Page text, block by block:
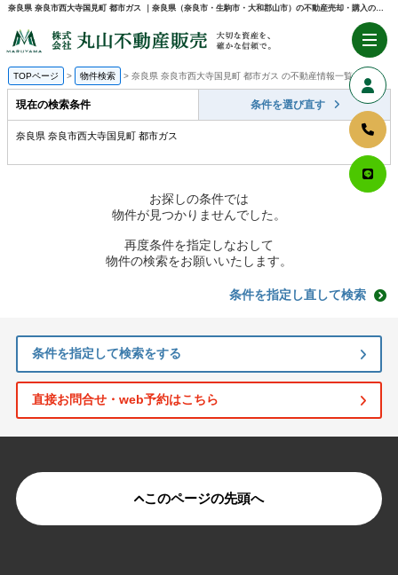
奈良県 奈良市西大寺国見町 都市ガス ｜奈良県（奈良市・生駒市・大和郡山市）の不動産売却・購入のことなら株式会社丸山不動産販売
TOPページ 物件検索 奈良県 奈良市西大寺国見町 都市ガス の不動産情報一覧
現在の検索条件 条件を選び直す
奈良県 奈良市西大寺国見町 都市ガス
お探しの条件では
物件が見つかりませんでした。
再度条件を指定しなおして
物件の検索をお願いいたします。
条件を指定し直して検索
条件を指定して検索をする
直接お問合せ・web予約はこちら
このページの先頭へ